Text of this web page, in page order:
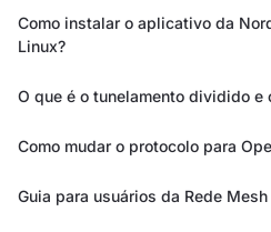
Como instalar o aplicativo da
Linux?
O que é o tunelamento dividido e
Como mudar o protocolo para
Guia para usuários da Rede Mesh